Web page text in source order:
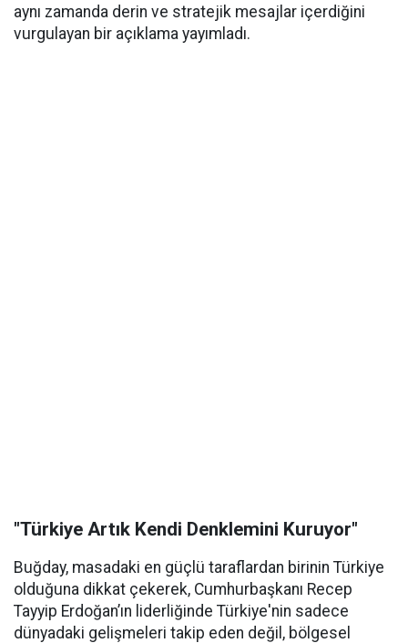
aynı zamanda derin ve stratejik mesajlar içerdiğini
vurgulayan bir açıklama yayımladı.
"Türkiye Artık Kendi Denklemini Kuruyor"
Buğday, masadaki en güçlü taraflardan birinin Türkiye
olduğuna dikkat çekerek, Cumhurbaşkanı Recep
Tayyip Erdoğan’ın liderliğinde Türkiye'nin sadece
dünyadaki gelişmeleri takip eden değil, bölgesel